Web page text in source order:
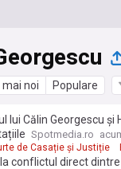
mai noi Populare
lui Călin Georgescu
Spotmedia.ro
de Casație și Justiție
conflictul direct